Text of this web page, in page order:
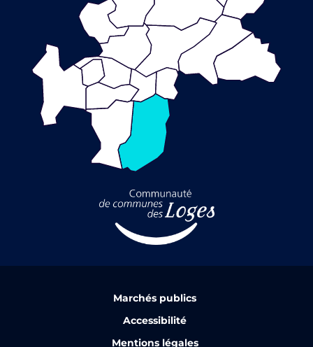
Marchés publics
Accessibilité
Mentions légales